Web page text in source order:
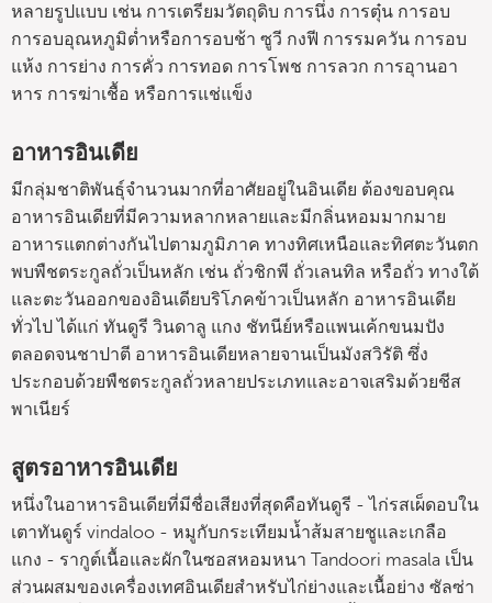
หลายรูปแบบ เช่น การเตรียมวัตถุดิบ การนึ่ง การตุ๋น การอบ
การอบอุณหภูมิต่ำหรือการอบช้า ซูวี กงฟี การรมควัน การอบ
แห้ง การย่าง การคั่ว การทอด การโพช การลวก การอุานอา
หาร การฆ่าเชื้อ หรือการแช่แข็ง
อาหารอินเดีย
มีกลุ่มชาติพันธุ์จำนวนมากที่อาศัยอยู่ในอินเดีย ต้องขอบคุณ
อาหารอินเดียที่มีความหลากหลายและมีกลิ่นหอมมากมาย
อาหารแตกต่างกันไปตามภูมิภาค ทางทิศเหนือและทิศตะวันตก
พบพืชตระกูลถั่วเป็นหลัก เช่น ถั่วชิกพี ถั่วเลนทิล หรือถั่ว ทางใต้
และตะวันออกของอินเดียบริโภคข้าวเป็นหลัก อาหารอินเดีย
ทั่วไป ได้แก่ ทันดูรี วินดาลู แกง ชัทนีย์หรือแพนเค้กขนมปัง
ตลอดจนชาปาตี อาหารอินเดียหลายจานเป็นมังสวิรัติ ซึ่ง
ประกอบด้วยพืชตระกูลถั่วหลายประเภทและอาจเสริมด้วยชีส
พาเนียร์
สูตรอาหารอินเดีย
หนึ่งในอาหารอินเดียที่มีชื่อเสียงที่สุดคือทันดูรี - ไก่รสเผ็ดอบใน
เตาทันดูร์ vindaloo - หมูกับกระเทียมน้ำส้มสายชูและเกลือ
แกง - รากูต์เนื้อและผักในซอสหอมหนา Tandoori masala เป็น
ส่วนผสมของเครื่องเทศอินเดียสำหรับไก่ย่างและเนื้อย่าง ซัลซ่า